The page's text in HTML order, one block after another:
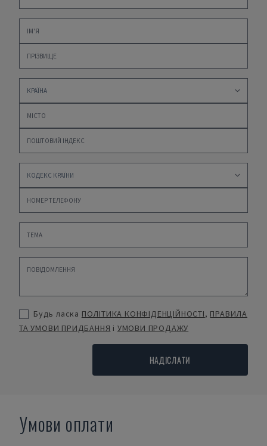
Будь ласка ПОЛІТИКА КОНФІДЕНЦІЙНОСТІ, ПРАВИЛА
ТА УМОВИ ПРИДБАННЯ і УМОВИ ПРОДАЖУ
НАДІСЛАТИ
Умови оплати